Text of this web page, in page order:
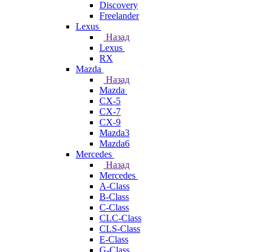
Discovery
Freelander
Lexus
Назад
Lexus
RX
Mazda
Назад
Mazda
CX-5
CX-7
CX-9
Mazda3
Mazda6
Mercedes
Назад
Mercedes
A-Class
B-Class
C-Class
CLC-Class
CLS-Class
E-Class
G-Class